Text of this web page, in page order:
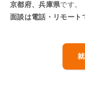
京都府、兵庫県です。
面談は電話・リモート